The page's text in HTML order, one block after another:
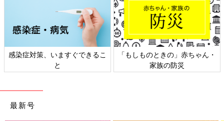
感染症対策、いますぐできるこ
と
「もしものときの」赤ちゃん・
家族の防災
最新号